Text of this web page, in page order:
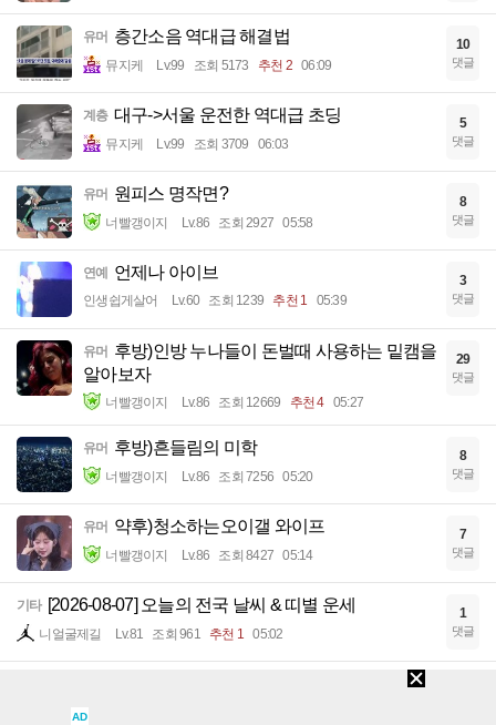
유머 층간소음 역대급 해결법
뮤지케 Lv.99 조회 5173 추천 2 06:09
10
댓글
계층 대구->서울 운전한 역대급 초딩
뮤지케 Lv.99 조회 3709 06:03
5
댓글
유머 원피스 명작면?
너빨갱이지 Lv.86 조회 2927 05:58
8
댓글
연예 언제나 아이브
인생쉽게살어 Lv.60 조회 1239 추천 1 05:39
3
댓글
유머 후방)인방 누나들이 돈벌때 사용하는 밑캠을
알아보자
너빨갱이지 Lv.86 조회 12669 추천 4 05:27
29
댓글
유머 후방)흔들림의 미학
너빨갱이지 Lv.86 조회 7256 05:20
8
댓글
유머 약후)청소하는오이갤 와이프
너빨갱이지 Lv.86 조회 8427 05:14
7
댓글
기타 [2026-08-07] 오늘의 전국 날씨 & 띠별 운세
니얼굴제길 Lv.81 조회 961 추천 1 05:02
1
댓글
윤석렬
AD